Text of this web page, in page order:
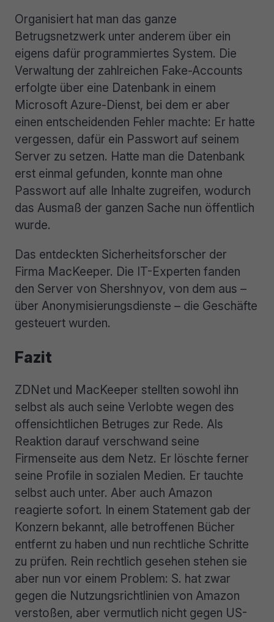
Organisiert hat man das ganze
Betrugsnetzwerk unter anderem über ein
eigens dafür programmiertes System. Die
Verwaltung der zahlreichen Fake-Accounts
erfolgte über eine Datenbank in einem
Microsoft Azure-Dienst, bei dem er aber
einen entscheidenden Fehler machte: Er hatte
vergessen, dafür ein Passwort auf seinem
Server zu setzen. Hatte man die Datenbank
erst einmal gefunden, konnte man ohne
Passwort auf alle Inhalte zugreifen, wodurch
das Ausmaß der ganzen Sache nun öffentlich
wurde.
Das entdeckten Sicherheitsforscher der
Firma MacKeeper. Die IT-Experten fanden
den Server von Shershnyov, von dem aus –
über Anonymisierungsdienste – die Geschäfte
gesteuert wurden.
Fazit
ZDNet und MacKeeper stellten sowohl ihn
selbst als auch seine Verlobte wegen des
offensichtlichen Betruges zur Rede. Als
Reaktion darauf verschwand seine
Firmenseite aus dem Netz. Er löschte ferner
seine Profile in sozialen Medien. Er tauchte
selbst auch unter. Aber auch Amazon
reagierte sofort. In einem Statement gab der
Konzern bekannt, alle betroffenen Bücher
entfernt zu haben und nun rechtliche Schritte
zu prüfen. Rein rechtlich gesehen stehen sie
aber nun vor einem Problem: S. hat zwar
gegen die Nutzungsrichtlinien von Amazon
verstoßen, aber vermutlich nicht gegen US-